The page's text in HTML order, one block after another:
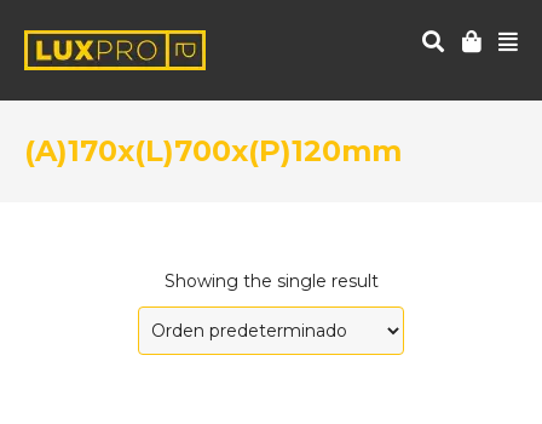
(A)170x(L)700x(P)120mm
Showing the single result